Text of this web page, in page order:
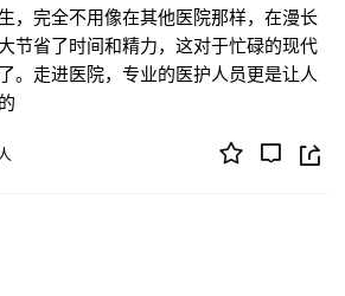
，完全不用像在其他医院那样，在漫长
节省了时间和精力，这对于忙碌的现代
。走进医院，专业的医护人员更是让人